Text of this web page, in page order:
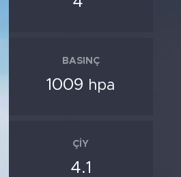
BASINÇ
1009 hpa
ÇIY
4.1